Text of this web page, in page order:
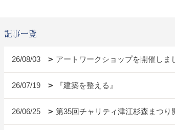
記事一覧
26/08/03 アートワークショップを開催しま
26/07/19 『建築を整える』
26/06/25 第35回チャリティ津江杉森まつり